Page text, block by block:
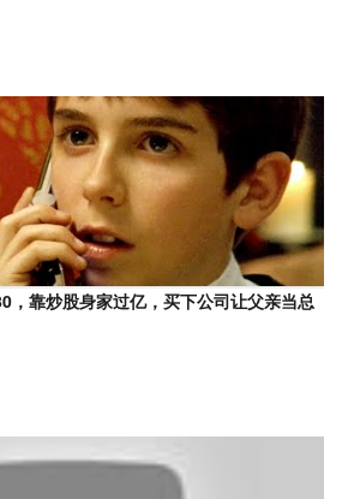
，靠炒股身家过亿，买下公司让父亲当总